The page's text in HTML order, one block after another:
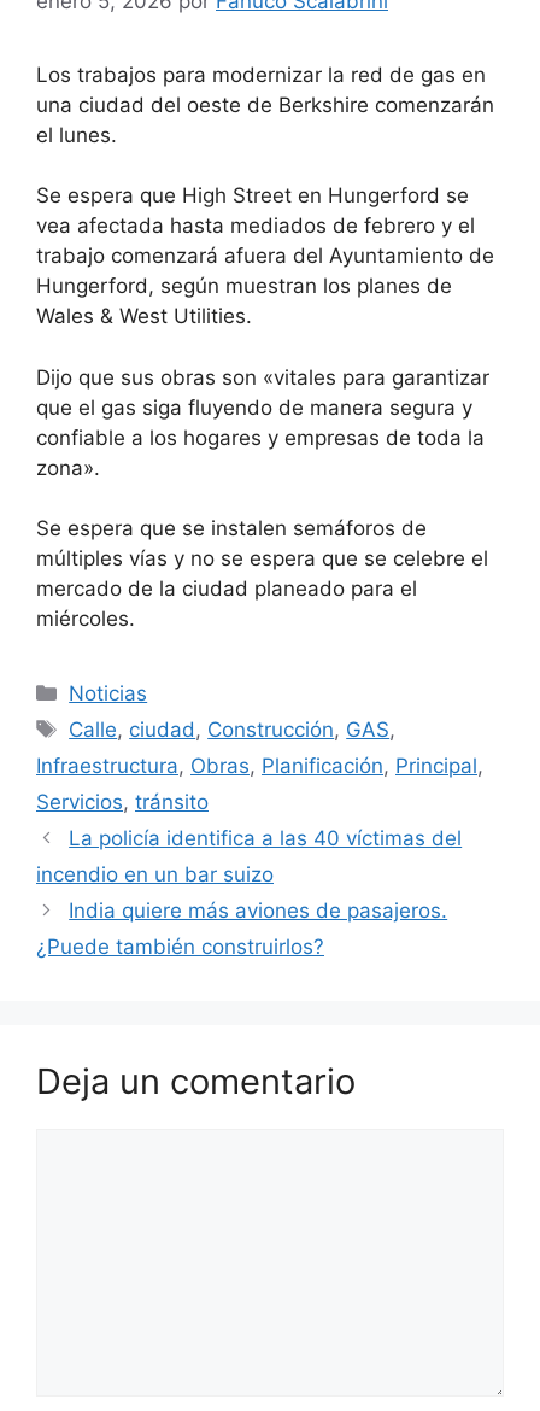
Los trabajos para modernizar la red de gas en
una ciudad del oeste de Berkshire comenzarán
el lunes.
Se espera que High Street en Hungerford se
vea afectada hasta mediados de febrero y el
trabajo comenzará afuera del Ayuntamiento de
Hungerford, según muestran los planes de
Wales & West Utilities.
Dijo que sus obras son «vitales para garantizar
que el gas siga fluyendo de manera segura y
confiable a los hogares y empresas de toda la
zona».
Se espera que se instalen semáforos de
múltiples vías y no se espera que se celebre el
mercado de la ciudad planeado para el
miércoles.
Categorías
Noticias
Etiquetas
Calle, ciudad, Construcción, GAS,
Infraestructura, Obras, Planificación, Principal,
Servicios, tránsito
La policía identifica a las 40 víctimas del
incendio en un bar suizo
India quiere más aviones de pasajeros.
¿Puede también construirlos?
Deja un comentario